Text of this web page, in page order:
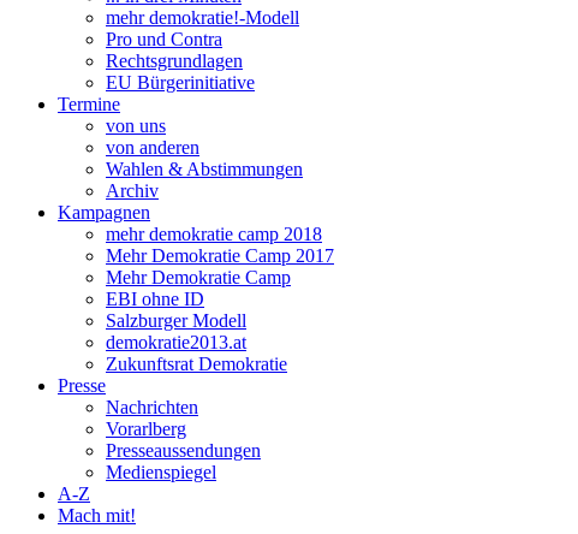
mehr demokratie!-Modell
Pro und Contra
Rechtsgrundlagen
EU Bürgerinitiative
Termine
von uns
von anderen
Wahlen & Abstimmungen
Archiv
Kampagnen
mehr demokratie camp 2018
Mehr Demokratie Camp 2017
Mehr Demokratie Camp
EBI ohne ID
Salzburger Modell
demokratie2013.at
Zukunftsrat Demokratie
Presse
Nachrichten
Vorarlberg
Presseaussendungen
Medienspiegel
A-Z
Mach mit!